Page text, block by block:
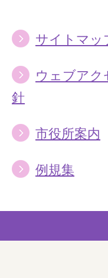
サイトマッ
ウェブアク
針
市役所案内
例規集